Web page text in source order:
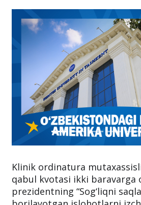
Klinik ordinatura
qabul kvotasi ikki baravarga
prezidentning “Sog‘liqni